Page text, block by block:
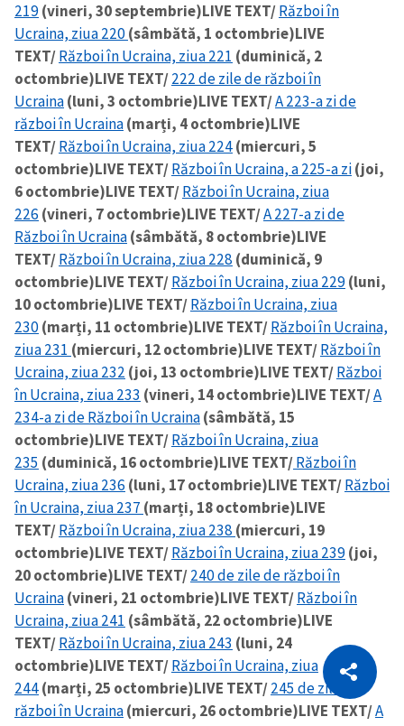
Copiază Link
219(vineri, 30 septembrie)LIVE TEXT/Război în
Ucraina, ziua 220(sâmbătă, 1 octombrie)LIVE
TEXT/Război în Ucraina, ziua 221 (duminică, 2
octombrie)LIVE TEXT/222 de zile de război în
Ucraina(luni, 3 octombrie)LIVE TEXT/A 223-a zi de
război în Ucraina(marți, 4 octombrie)LIVE
TEXT/Război în Ucraina, ziua 224(miercuri, 5
octombrie)LIVE TEXT/Război în Ucraina, a 225-a zi(joi,
6 octombrie)LIVE TEXT/Război în Ucraina, ziua
226 (vineri, 7 octombrie)LIVE TEXT/A 227-a zi de
Război în Ucraina(sâmbătă, 8 octombrie)LIVE
TEXT/Război în Ucraina, ziua 228 (duminică, 9
octombrie)LIVE TEXT/Război în Ucraina, ziua 229(luni,
10 octombrie)LIVE TEXT/Război în Ucraina, ziua
230(marți, 11 octombrie)LIVE TEXT/Război în Ucraina,
ziua 231 (miercuri, 12 octombrie)LIVE TEXT/Război în
Ucraina, ziua 232 (joi, 13 octombrie)LIVE TEXT/Război
în Ucraina, ziua 233 (vineri, 14 octombrie)LIVE TEXT/A
234-a zi de Război în Ucraina(sâmbătă, 15
octombrie)LIVE TEXT/Război în Ucraina, ziua
235 (duminică, 16 octombrie)LIVE TEXT/Război în
Ucraina, ziua 236 (luni, 17 octombrie)LIVE TEXT/Război
în Ucraina, ziua 237 (marți, 18 octombrie)LIVE
TEXT/Război în Ucraina, ziua 238 (miercuri, 19
octombrie)LIVE TEXT/Război în Ucraina, ziua 239(joi,
20 octombrie)LIVE TEXT/240 de zile de război în
Ucraina(vineri, 21 octombrie)LIVE TEXT/Război în
Ucraina, ziua 241 (sâmbătă, 22 octombrie)LIVE
TEXT/Război în Ucraina, ziua 243 (luni, 24
octombrie)LIVE TEXT/Război în Ucraina, ziua
244(marți, 25 octombrie)LIVE TEXT/245 de zile de
război în Ucraina(miercuri, 26 octombrie)LIVE TEXT/A
Citește articolul
CITEȘTE